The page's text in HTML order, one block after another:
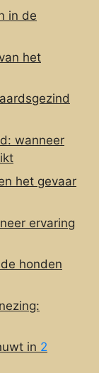
in de
het
wanneer
het gevaar
ervaring
honden
in 2